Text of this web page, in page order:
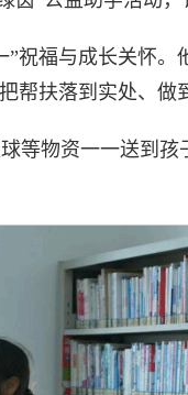
祝福与成长关怀。
帮扶落到实处、做
等物资一一送到